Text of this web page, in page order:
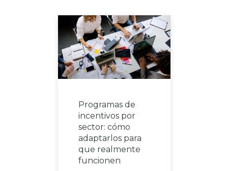
Programas de
incentivos por
sector: cómo
adaptarlos para
que realmente
funcionen